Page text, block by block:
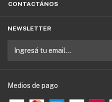
CONTACTÁNOS
NEWSLETTER
Medios de pago